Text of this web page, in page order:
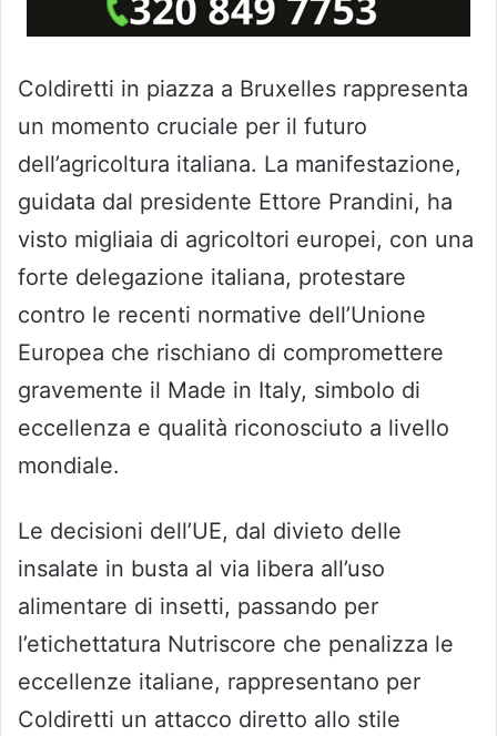
Coldiretti in piazza a Bruxelles rappresenta
un momento cruciale per il futuro
dell’agricoltura italiana. La manifestazione,
guidata dal presidente Ettore Prandini, ha
visto migliaia di agricoltori europei, con una
forte delegazione italiana, protestare
contro le recenti normative dell’Unione
Europea che rischiano di compromettere
gravemente il Made in Italy, simbolo di
eccellenza e qualità riconosciuto a livello
mondiale.
Le decisioni dell’UE, dal divieto delle
insalate in busta al via libera all’uso
alimentare di insetti, passando per
l’etichettatura Nutriscore che penalizza le
eccellenze italiane, rappresentano per
Coldiretti un attacco diretto allo stile